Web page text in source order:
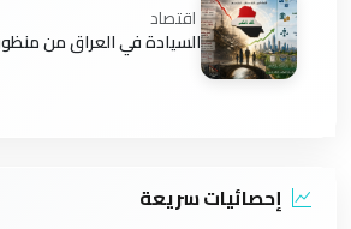
اقتصاد
السيادة في العراق من
إحصائيات سريعة